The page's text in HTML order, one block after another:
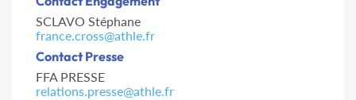
SCLAVO Stéphane
france.cross@athle.fr
Contact Presse
FFA PRESSE
relations.presse@athle.fr